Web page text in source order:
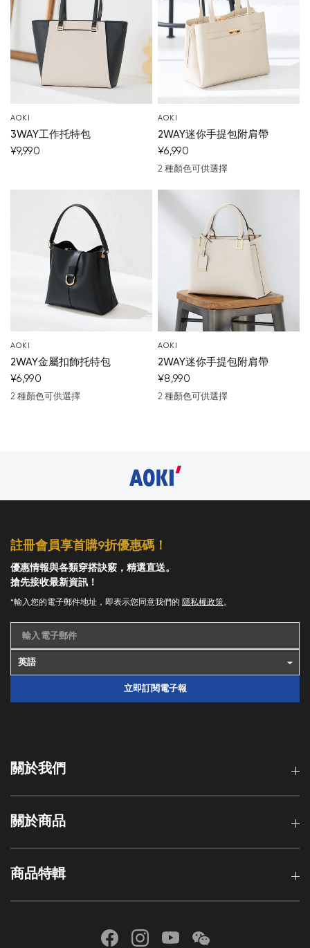
AOKI
3WAY工作托特包
¥9,990
AOKI
2WAY迷你手提包附肩帶
¥6,990
米色
黑
2 種顏色可供選擇
AOKI
2WAY金屬扣飾托特包
¥6,990
黑 米白色
2 種顏色可供選擇
AOKI
2WAY迷你手提包附肩帶
¥8,990
米白色
黑
2 種顏色可供選擇
關於我們
關於商品
商品特輯
註冊會員享首購9折優惠碼！
優惠情報與各類穿搭訣竅，精選直送。
搶先接收最新資訊！
*輸入您的電子郵件地址，即表示您同意我們的 隱私權政策。
輸入電子郵件
立即訂閱電子報
您的購物車目前是空的。
開始購物